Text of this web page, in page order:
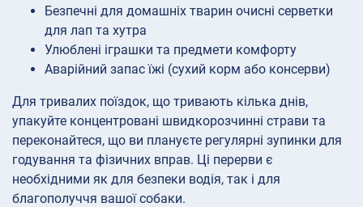
Безпечні для домашніх тварин очисні серветки
для лап та хутра
Улюблені іграшки та предмети комфорту
Аварійний запас їжі (сухий корм або консерви)
Для тривалих поїздок, що тривають кілька днів,
упакуйте концентровані швидкорозчинні страви та
переконайтеся, що ви плануєте регулярні зупинки для
годування та фізичних вправ. Ці перерви є
необхідними як для безпеки водія, так і для
благополуччя вашої собаки.